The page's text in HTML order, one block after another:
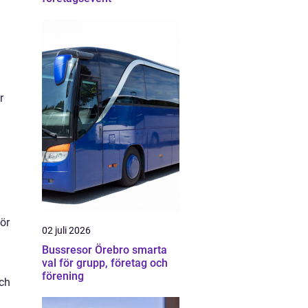
02 juli 2026
Bussresor Örebro smarta
val för grupp, företag och
förening